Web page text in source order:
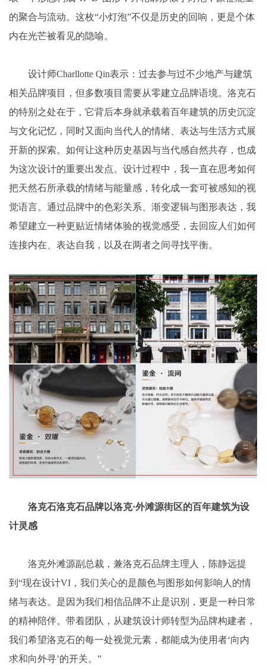
的聚合与流动。这枚“小灯泡”不仅是历史的回响，更是个体
内在光芒被看见的隐喻。
设计师Charllotte Qin表示：过去参与过不少地产与建筑
相关品牌项目，但多数项目需要从零建立品牌语境。洛克石
的特别之处在于，它背后本身就承载着百年建筑的历史沉淀
与文化记忆，同时又面向当代人的情绪、表达与生活方式展
开新的探索。如何让这种历史基因与当代感自然共存，也成
为这次设计的重要出发点。设计过程中，我一直在思考如何
把天然石所承载的情绪与能量感，转化成一套可被感知的视
觉语言。通过品牌中的色彩关系、渐变逻辑与图形表达，我
希望建立一种更贴近情绪体验的视觉感受，去回应人们如何
连接内在、表达自我，以及在两者之间寻找平衡。
洛克石洛克石品牌以洛克·外滩源街区的百年建筑为设
计灵感
洛克外滩源副总裁，兼洛克石品牌主理人，陈静远提
到“现在设计VI，我们关心的是颜色与图形如何影响人的情
绪与表达。是因为我们相信品牌不止是识别，更是一种日常
的精神陪伴。带着团队，从建筑设计师转型为品牌构建者，
我们希望洛克石的每一处视觉元素，都能成为使用者‘向内
求和向外寻’的开关。”